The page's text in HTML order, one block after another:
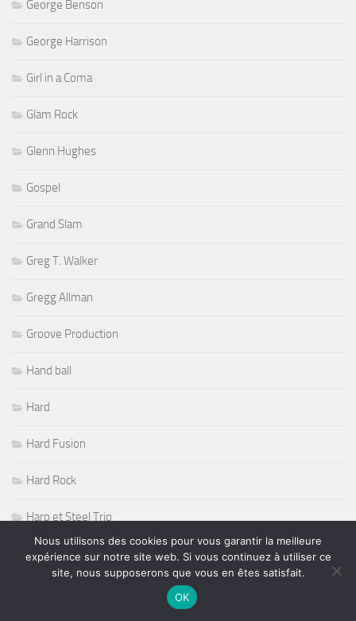
George Benson
George Harrison
Girl in a Coma
Glam Rock
Glenn Hughes
Gospel
Grand Slam
Greg T. Walker
Gregg Allman
Groove Production
Hand ball
Hard
Hard Fusion
Hard Rock
Harp et Steel Trio
Herbie Hancock
Nous utilisons des cookies pour vous garantir la meilleure
expérience sur notre site web. Si vous continuez à utiliser ce
site, nous supposerons que vous en êtes satisfait.
OK